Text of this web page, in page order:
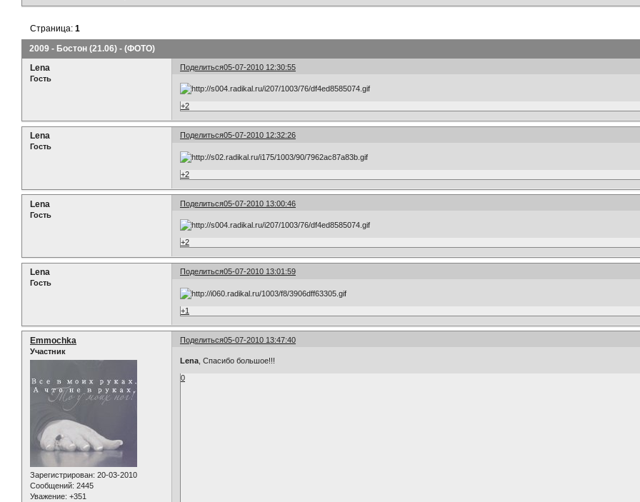
2009 - Бостон (21.06) - (ФОТО)
Страница:1
Поделиться05-07-2010 12:30:55
Lena
Гость
+2
Поделиться05-07-2010 12:32:26
Lena
Гость
+2
Поделиться05-07-2010 13:00:46
Lena
Гость
+2
Поделиться05-07-2010 13:01:59
Lena
Гость
+1
Поделиться05-07-2010 13:47:40
Emmochka
Участник
Зарегистрирован: 20-03-2010
Сообщений: 2445
Уважение: +351
Lena , Спасибо большое!!!
0